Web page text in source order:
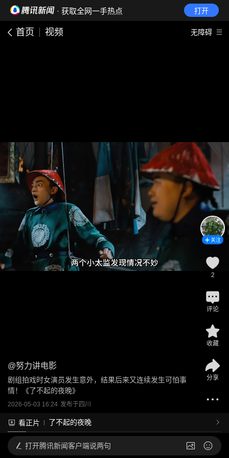
· 获取全网一手热点 打开
首页 视频 无障碍
@努力讲电影
剧组拍戏时女演员发生意外，结果后来又连续发生可怕事
情！《了不起的夜晚》
2026-05-03 16:24 发布于四川
看正片 了不起的夜晚
关注
2
评论
收藏
分享
打开腾讯新闻客户端说两句